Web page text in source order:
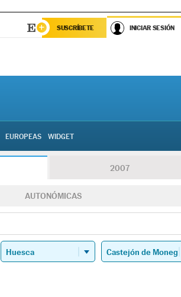
SUSCRÍBETE INICIAR SESIÓN
EUROPEAS WIDGET
2007
AUTONÓMICAS